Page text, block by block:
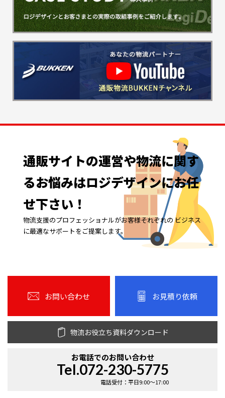
通販サイトの運営や物流に関す
るお悩みはロジデザインにお任
せ下さい！
物流支援のプロフェッショナルがお客様それぞれの ビジネス
に最適なサポートをご提案します。
お問い合わせ お見積り依頼
物流お役立ち資料ダウンロード
お電話でのお問い合わせ
Tel.072-230-5775
電話受付：平日9:00〜17:00